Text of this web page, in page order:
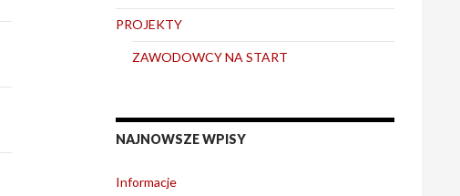
PROJEKTY
ZAWODOWCY NA START
NAJNOWSZE WPISY
Informacje